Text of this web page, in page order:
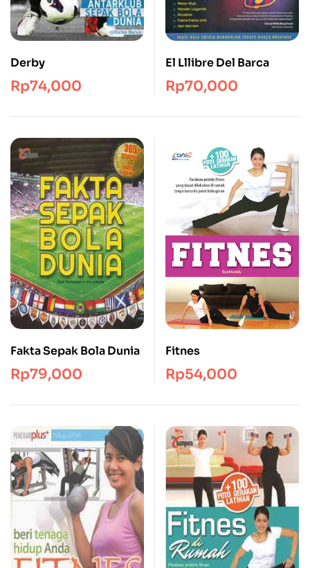
Derby
Rp74,000
El Lllibre Del Barca
Rp70,000
Fakta Sepak Bola Dunia
Rp79,000
Fitnes
Rp54,000